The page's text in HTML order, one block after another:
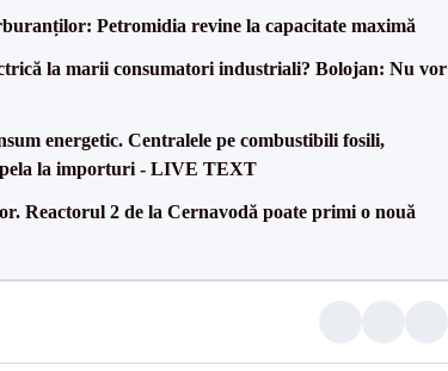
Petromidia revine la capacitate maximă
la marii consumatori industriali? Bolojan: Nu vor
energetic. Centralele pe combustibili fosili,
la importuri - LIVE TEXT
Reactorul 2 de la Cernavodă poate primi o nouă